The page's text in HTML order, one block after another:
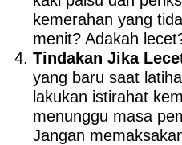
kemerahan yang
menit? Adakah
Tindakan Jika
yang baru saat
lakukan istirahat
menunggu masa
Jangan